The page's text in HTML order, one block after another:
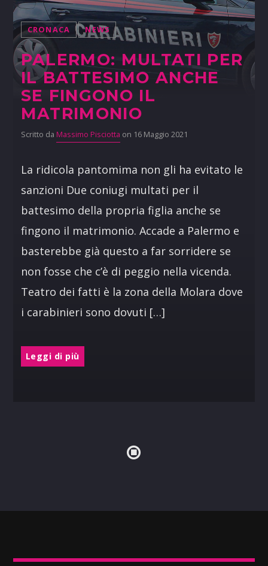
CRONACA NEWS
PALERMO: MULTATI PER
IL BATTESIMO ANCHE
SE FINGONO IL
MATRIMONIO
Scritto da Massimo Pisciotta on 16 Maggio 2021
La ridicola pantomima non gli ha evitato le
sanzioni Due coniugi multati per il
battesimo della propria figlia anche se
fingono il matrimonio. Accade a Palermo e
basterebbe già questo a far sorridere se
non fosse che c’è di peggio nella vicenda.
Teatro dei fatti è la zona della Molara dove
i carabinieri sono dovuti […]
Leggi di più